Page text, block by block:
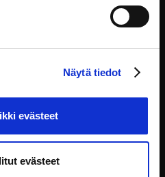
Näytä tiedot
evästeet
evästeet